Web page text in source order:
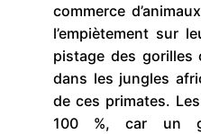
commerce
l’empiètement sur
pistage des gorilles
dans les jungles
de ces primates.
100 %, car un